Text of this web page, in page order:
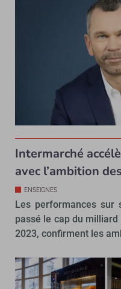
Intermarché
avec l’ambition
ENSEIGNES
Les performances sur
passé le cap du milliard
2023, confirment les